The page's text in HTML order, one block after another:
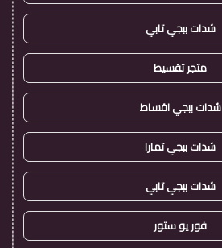
شدات ببجي تابي
متجر تقسيط
شدات ببجي اقساط
شدات ببجي تمارا
شدات ببجي تابي
فور يو ستور